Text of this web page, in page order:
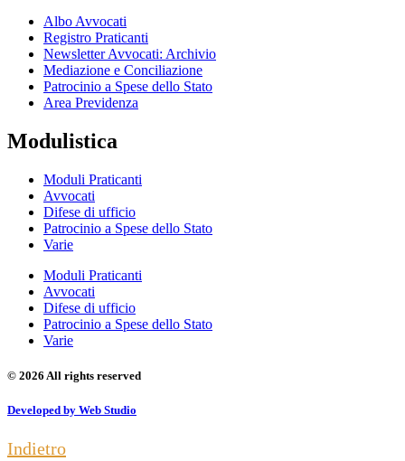
Albo Avvocati
Registro Praticanti
Newsletter Avvocati: Archivio
Mediazione e Conciliazione
Patrocinio a Spese dello Stato
Area Previdenza
Modulistica
Moduli Praticanti
Avvocati
Difese di ufficio
Patrocinio a Spese dello Stato
Varie
Moduli Praticanti
Avvocati
Difese di ufficio
Patrocinio a Spese dello Stato
Varie
© 2026 All rights reserved
Developed by Web Studio
Indietro